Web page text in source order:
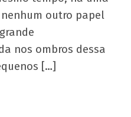
outro papel
nos ombros dessa
[…]